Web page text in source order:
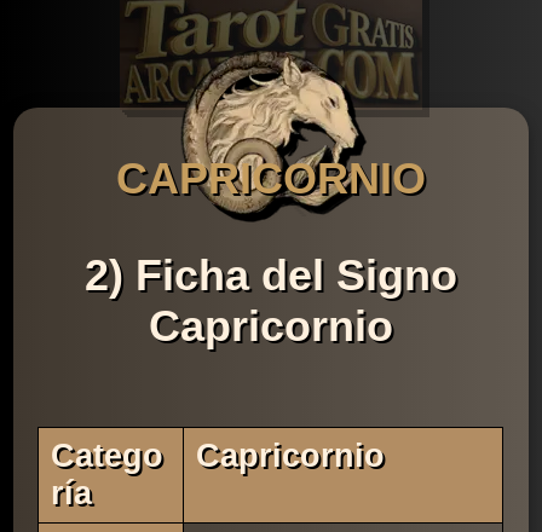
CAPRICORNIO
2) Ficha del Signo
Capricornio
Catego
Ría
Capricornio